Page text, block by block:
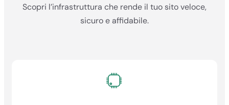
Scopri l’infrastruttura che rende il tuo sito veloce,
sicuro e affidabile.